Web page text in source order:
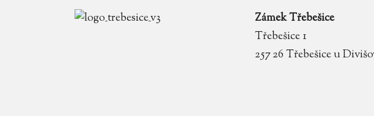
Zámek Třebešice
Třebešice 1
257 26 Třebešice u